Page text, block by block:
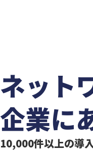
ネット
企業に
10,000件以上の導